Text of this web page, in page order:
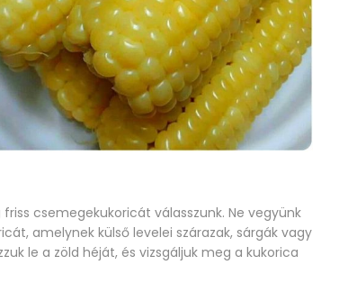
csemegekukoricát válasszunk. Ne vegyünk
amelynek külső levelei szárazak, sárgák vagy
le a zöld héját, és vizsgáljuk meg a kukorica